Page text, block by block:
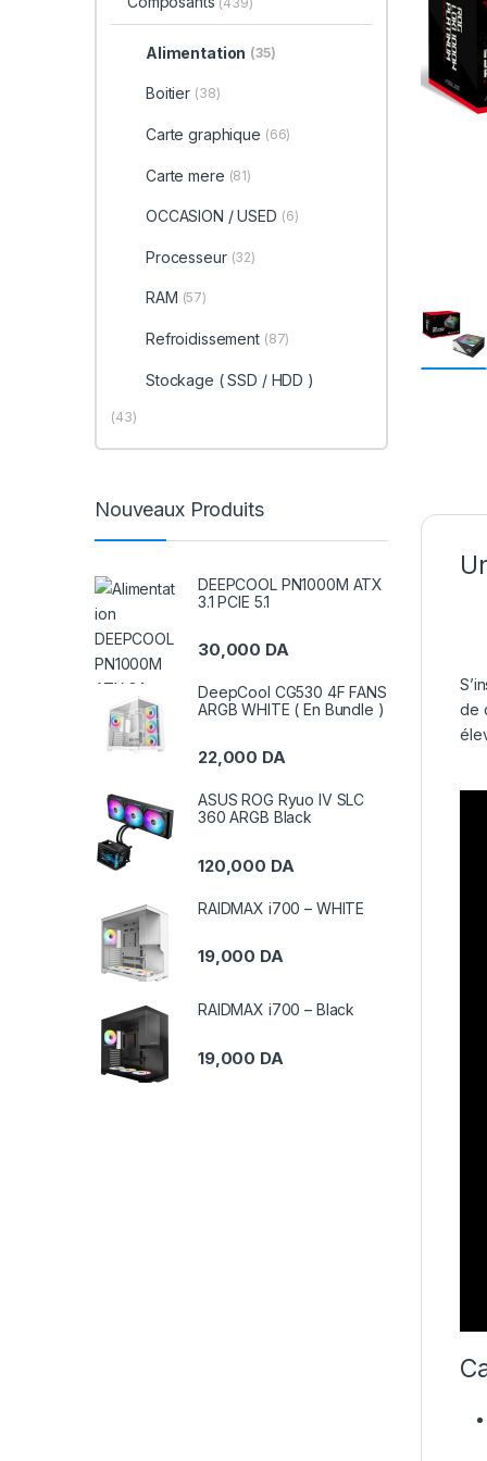
de
Alimentation (35)
Boitier (38)
Carte graphique (66)
Carte mere (81)
OCCASION / USED (6)
Processeur (32)
RAM (57)
Refroidissement (87)
Stockage ( SSD / HDD )
(43)
Nouveaux Produits
DEEPCOOL PN1000M ATX
3.1 PCIE 5.1
30,000 DA
DeepCool CG530 4F FANS
ARGB WHITE ( En Bundle )
22,000 DA
ASUS ROG Ryuo IV SLC
360 ARGB Black
120,000 DA
RAIDMAX i700 – WHITE
19,000 DA
RAIDMAX i700 – Black
19,000 DA